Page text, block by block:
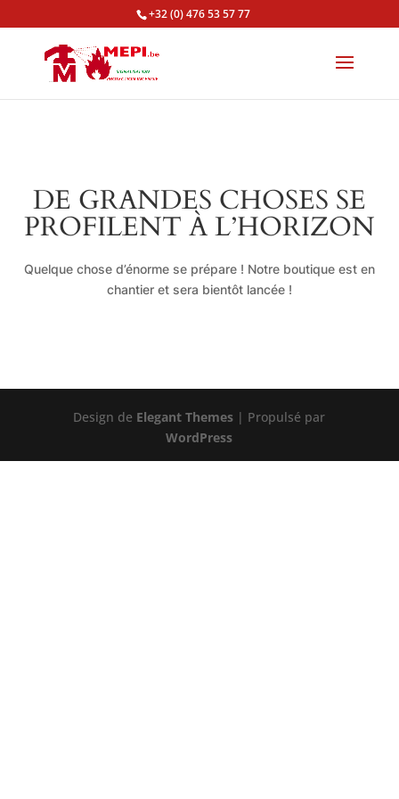
+32 (0) 476 53 57 77
DE GRANDES CHOSES SE
PROFILENT À L’HORIZON
Quelque chose d’énorme se prépare ! Notre boutique est en
chantier et sera bientôt lancée !
Design de Elegant Themes | Propulsé par
WordPress